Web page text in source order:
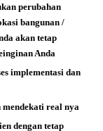
perubahan
bangunan /
akan tetap
Anda
implementasi dan
mendekati real nya
dengan tetap